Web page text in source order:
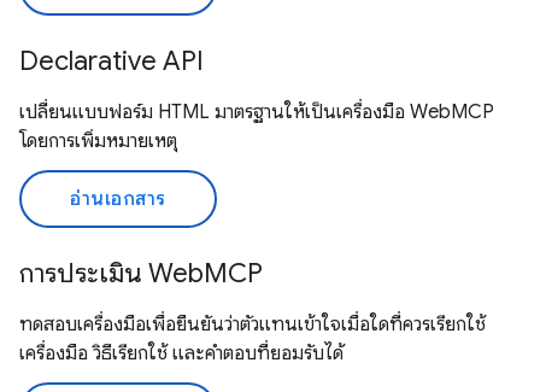
Declarative API
เปลี่ยนแบบฟอร์ม HTML มาตรฐานให้เป็นเครื่องมือ WebMCP
โดยการเพิ่มหมายเหตุ
อ่านเอกสาร
การประเมิน WebMCP
ทดสอบเครื่องมือเพื่อยืนยันว่าตัวแทนเข้าใจเมื่อใดที่ควรเรียกใช้
เครื่องมือ วิธีเรียกใช้ และคำตอบที่ยอมรับได้